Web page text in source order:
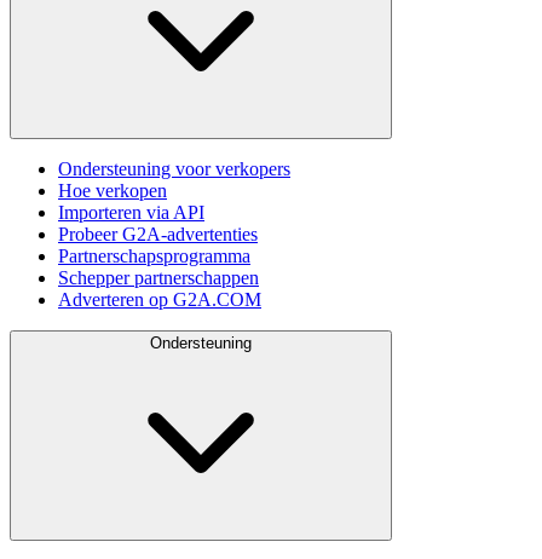
Ondersteuning voor verkopers
Hoe verkopen
Importeren via API
Probeer G2A-advertenties
Partnerschapsprogramma
Schepper partnerschappen
Adverteren op G2A.COM
Ondersteuning